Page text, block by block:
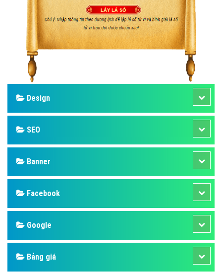
Design
SEO
Banner
Facebook
Google
Bảng giá